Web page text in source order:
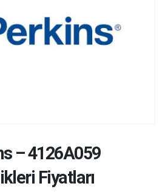
–4126A059
Fiyatları